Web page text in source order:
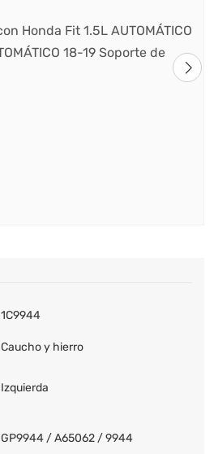
1C9944
Caucho y hierro
Izquierda
GP9944 / A65062 / 9944